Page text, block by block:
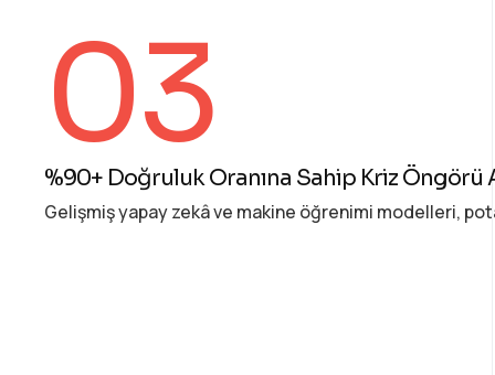
03
%90+ Doğruluk Oranına Sahip Kriz Öngörü
Gelişmiş yapay zekâ ve makine öğrenimi modelleri,